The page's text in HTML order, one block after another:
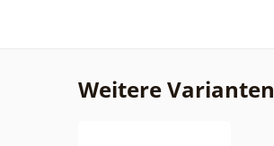
Weitere Varianten